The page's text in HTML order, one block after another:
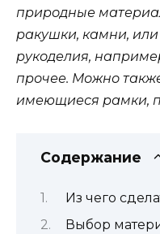
природные
ракушки, камни,
рукоделия,
прочее. Можно
имеющиеся рамки,
Содержание
Из чего
Выбор